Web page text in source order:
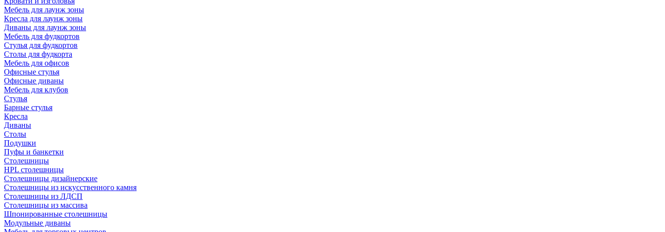
Мебель для лаунж зоны
Кресла для лаунж зоны
Диваны для лаунж зоны
Мебель для фудкортов
Стулья для фудкортов
Столы для фудкорта
Мебель для офисов
Офисные стулья
Офисные диваны
Мебель для клубов
Стулья
Барные стулья
Кресла
Диваны
Столы
Подушки
Пуфы и банкетки
Столешницы
HPL столешницы
Столешницы дизайнерские
Столешницы из искусственного камня
Столешницы из ЛДСП
Столешницы из массива
Шпонированные столешницы
Модульные диваны